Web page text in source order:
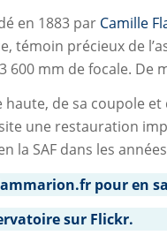
en 1883 par Camille
témoin précieux de
mm de focale. De
haute, de sa coupole
une restauration
la SAF dans les
pour en
sur Flickr.